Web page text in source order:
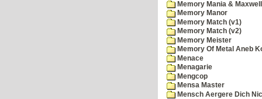
Memory Mania &
Memory Manor
Memory Match (v1)
Memory Match (v2)
Memory Meister
Memory Of Metal Aneb
Menace
Menagarie
Mengcop
Mensa Master
Mensch Aergere Dich